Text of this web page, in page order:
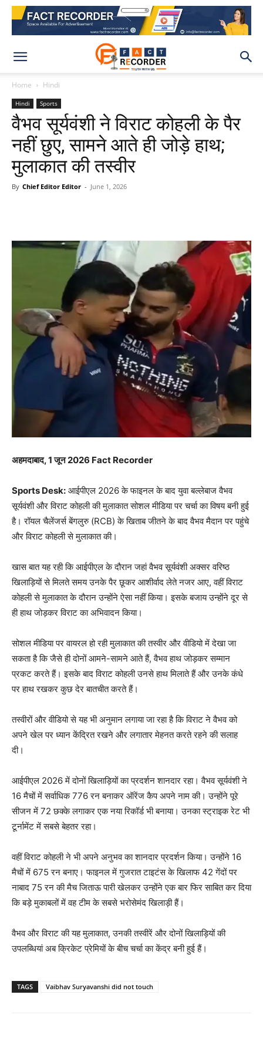
Home Hindi
Hindi Sports
वैभव सूर्यवंशी ने विराट कोहली के पैर
नहीं छुए, सामने आते ही जोड़े हाथ;
मुलाकात की तस्वीर
By Chief Editor Editor - June 1, 2026
अहमदाबाद, 1 जून 2026 Fact Recorder
Sports Desk: आईपीएल 2026 के फाइनल के बाद युवा बल्लेबाज वैभव
सूर्यवंशी और विराट कोहली की मुलाकात सोशल मीडिया पर चर्चा का विषय बनी हुई
है। रॉयल चैलेंजर्स बेंगलुरु (RCB) के खिताब जीतने के बाद वैभव मैदान पर पहुंचे
और विराट कोहली से मुलाकात की।
खास बात यह रही कि आईपीएल के दौरान जहां वैभव सूर्यवंशी अक्सर वरिष्ठ
खिलाड़ियों से मिलते समय उनके पैर छूकर आशीर्वाद लेते नजर आए, वहीं विराट
कोहली से मुलाकात के दौरान उन्होंने ऐसा नहीं किया। इसके बजाय उन्होंने दूर से
ही हाथ जोड़कर विराट का अभिवादन किया।
सोशल मीडिया पर वायरल हो रही मुलाकात की तस्वीर और वीडियो में देखा जा
सकता है कि जैसे ही दोनों आमने-सामने आते हैं, वैभव हाथ जोड़कर सम्मान
प्रकट करते हैं। इसके बाद विराट कोहली उनसे हाथ मिलाते हैं और उनके कंधे
पर हाथ रखकर कुछ देर बातचीत करते हैं।
तस्वीरों और वीडियो से यह भी अनुमान लगाया जा रहा है कि विराट ने वैभव को
अपने खेल पर ध्यान केंद्रित रखने और लगातार मेहनत करते रहने की सलाह
दी।
आईपीएल 2026 में दोनों खिलाड़ियों का प्रदर्शन शानदार रहा। वैभव सूर्यवंशी ने
16 मैचों में सर्वाधिक 776 रन बनाकर ऑरेंज कैप अपने नाम की। उन्होंने पूरे
सीजन में 72 छक्के लगाकर एक नया रिकॉर्ड भी बनाया। उनका स्ट्राइक रेट भी
टूर्नामेंट में सबसे बेहतर रहा।
वहीं विराट कोहली ने भी अपने अनुभव का शानदार प्रदर्शन किया। उन्होंने 16
मैचों में 675 रन बनाए। फाइनल में गुजरात टाइटंस के खिलाफ 42 गेंदों पर
नाबाद 75 रन की मैच जिताऊ पारी खेलकर उन्होंने एक बार फिर साबित कर दिया
कि बड़े मुकाबलों में वह टीम के सबसे भरोसेमंद खिलाड़ी हैं।
वैभव और विराट की यह मुलाकात, उनकी तस्वीरें और दोनों खिलाड़ियों की
उपलब्धियां अब क्रिकेट प्रेमियों के बीच चर्चा का केंद्र बनी हुई हैं।
TAGS Vaibhav Suryavanshi did not touch